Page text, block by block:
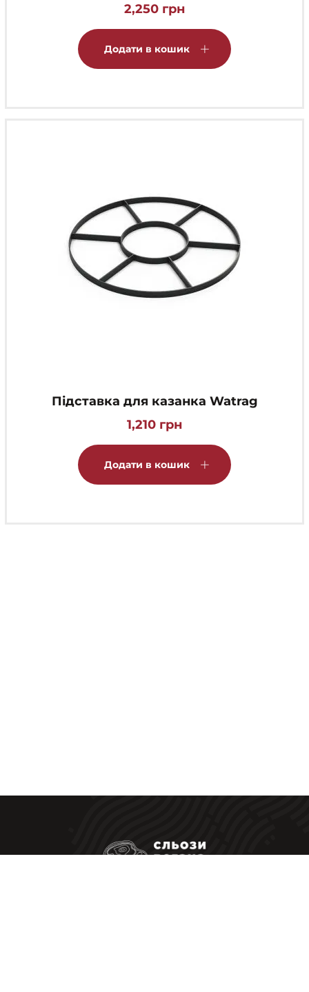
2,250 грн
Додати в кошик
Підставка для казанка Watrag
1,210 грн
Додати в кошик